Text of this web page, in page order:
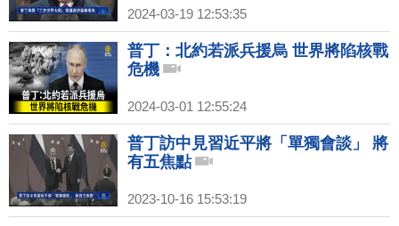
2024-03-19 12:53:35
普丁：北約若派兵援烏 世界將陷核戰
危機
2024-03-01 12:55:24
普丁訪中見習近平將「單獨會談」 將
有五焦點
2023-10-16 15:53:19